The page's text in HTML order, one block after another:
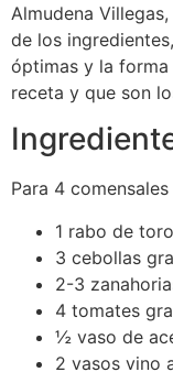
Almudena
de los
óptimas y la
receta y que son
Para 4 comensales
1 rabo de
3 cebollas
2-3
4 tomates
½ vaso de
2 vasos vino